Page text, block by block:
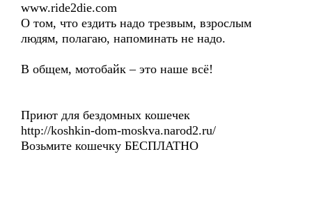
www.ride2die.com
О том, что ездить надо трезвым, взрослым
людям, полагаю, напоминать не надо.
В общем, мотобайк – это наше всё!
Приют для бездомных кошечек
http://koshkin-dom-moskva.narod2.ru/
Возьмите кошечку БЕСПЛАТНО